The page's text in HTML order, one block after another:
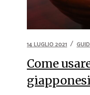
14 LUGLIO 2021
Come